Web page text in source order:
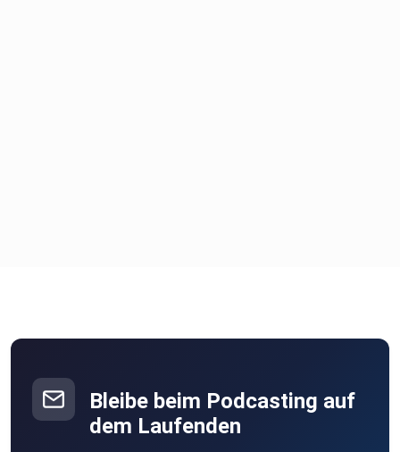
Bleibe beim Podcasting auf
dem Laufenden